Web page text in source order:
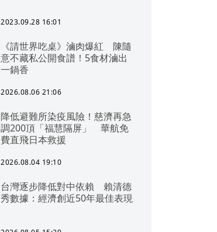
2023.09.28 16:01
《請世界吃桌》滷肉爆紅 陳隨
意不藏私公開食譜！5食材滷出
一鍋香
2026.08.06 21:06
降低避難所染疫風險！慈濟再急
調200頂「福慧隔屏」 華航免
費直飛日本救援
2026.08.04 19:10
台灣逐步降低對中依賴 賴清德
秀數據：經濟創近50年最佳表現